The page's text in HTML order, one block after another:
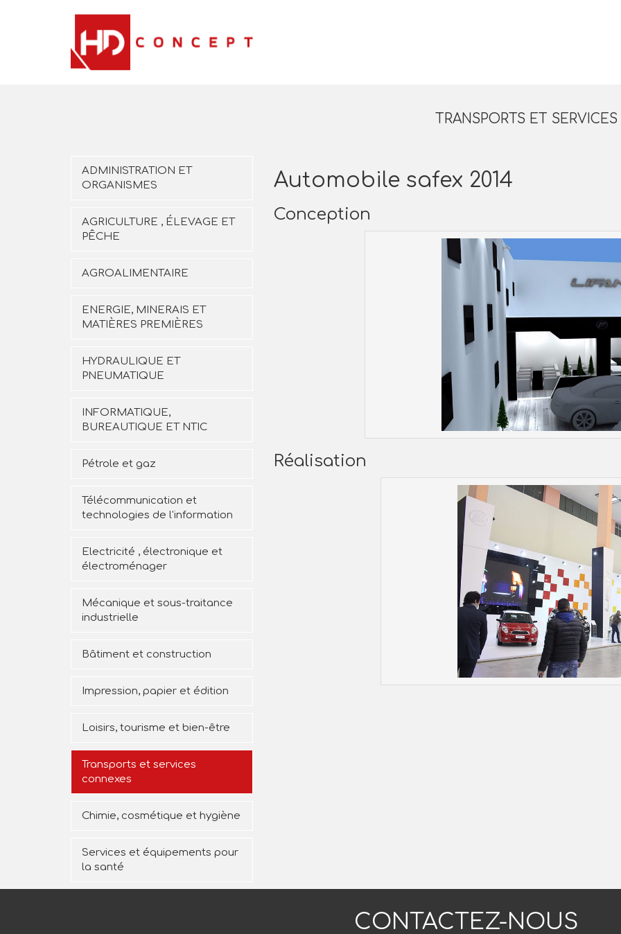
ADMINISTRATION ET
ORGANISMES
AGRICULTURE , ÉLEVAGE ET
PÊCHE
AGROALIMENTAIRE
ENERGIE, MINERAIS ET
MATIÈRES PREMIÈRES
HYDRAULIQUE ET
PNEUMATIQUE
INFORMATIQUE,
BUREAUTIQUE ET NTIC
Pétrole et gaz
Télécommunication et
technologies de l'information
Electricité , électronique et
électroménager
Mécanique et sous-traitance
industrielle
Bâtiment et construction
Impression, papier et édition
Loisirs, tourisme et bien-être
Transports et services
connexes
Chimie, cosmétique et hygiène
Services et équipements pour
la santé
TRANSPORTS ET
Automobile safex 2014
Conception
Réalisation
CONTACTEZ-NOUS